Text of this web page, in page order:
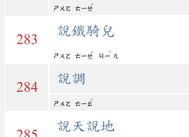
ㄕㄨㄛ ㄊㄧㄝ
ˇ
283
說鐵騎兒
ㄕㄨㄛ ㄊㄧㄝ
ˇ
ㄐㄧ
ˋ
ㄦ
284
說調
ㄕㄨㄛ ㄊㄧㄠ
ˊ
說天說地